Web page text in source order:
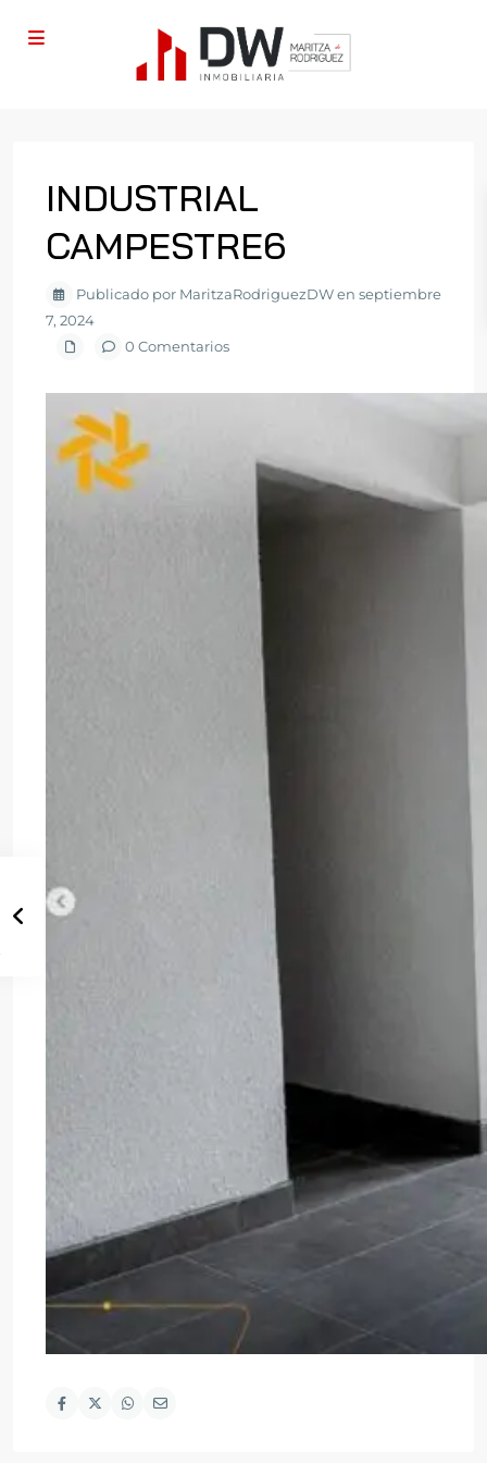
INDUSTRIAL
CAMPESTRE6
Publicado por MaritzaRodriguezDW en septiembre
7, 2024
0 Comentarios